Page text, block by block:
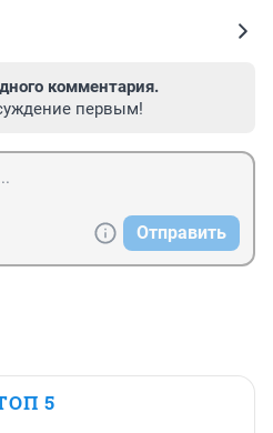
комментария.
первым!
Отправить
5